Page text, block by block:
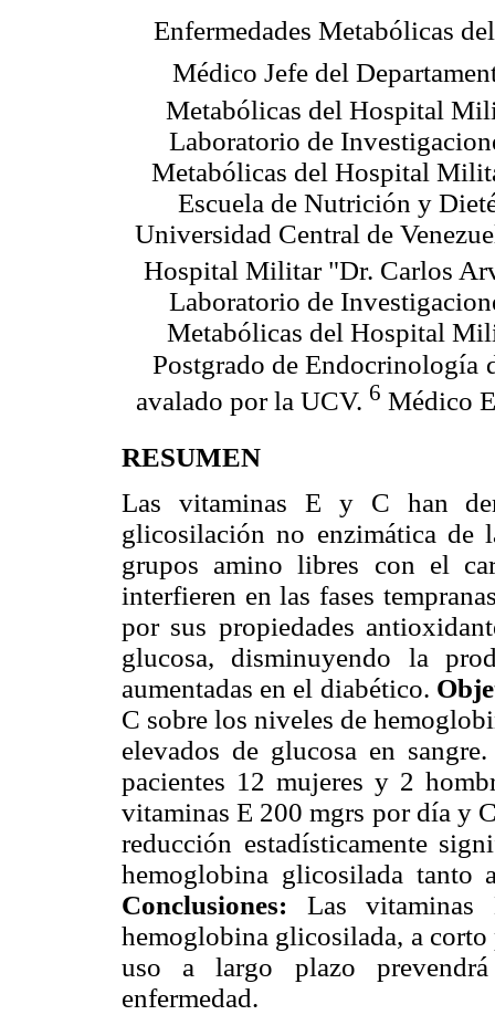
Enfermedades Metabólicas
Médico Jefe del
Metabólicas del Hospital
Laboratorio de
Metabólicas del Hospital
Escuela de Nutrición y
Universidad Central de
Hospital Militar "Dr. Carlos
Laboratorio de
Metabólicas del Hospital
Postgrado de Endocrinología
avalado por la UCV. 6 Médico
RESUMEN
Las vitaminas E y C han
glicosilación no enzimática de
grupos amino libres con el
interfieren en las fases
por sus propiedades
glucosa, disminuyendo la
aumentadas en el diabético.
C sobre los niveles de
elevados de glucosa en
pacientes 12 mujeres y 2
vitaminas E 200 mgrs por día y
reducción estadísticamente
hemoglobina glicosilada tanto
Conclusiones: Las
hemoglobina glicosilada, a
uso a largo plazo
enfermedad.